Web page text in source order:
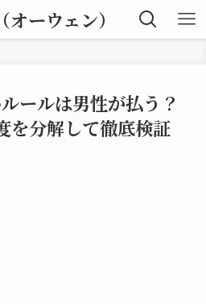
ーウェン）
ールは男性が払う？
を分解して徹底検証